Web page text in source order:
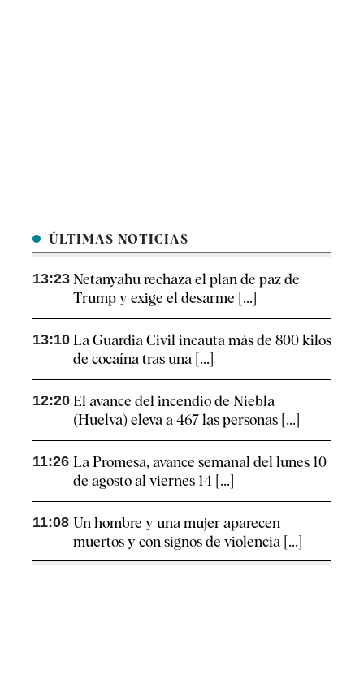
ÚLTIMAS NOTICIAS
13:23 Netanyahu rechaza el plan de paz de
Trump y exige el desarme [...]
13:10 La Guardia Civil incauta más de 800 kilos
de cocaína tras una [...]
12:20 El avance del incendio de Niebla
(Huelva) eleva a 467 las personas [...]
11:26 La Promesa, avance semanal del lunes 10
de agosto al viernes 14 [...]
11:08 Un hombre y una mujer aparecen
muertos y con signos de violencia [...]